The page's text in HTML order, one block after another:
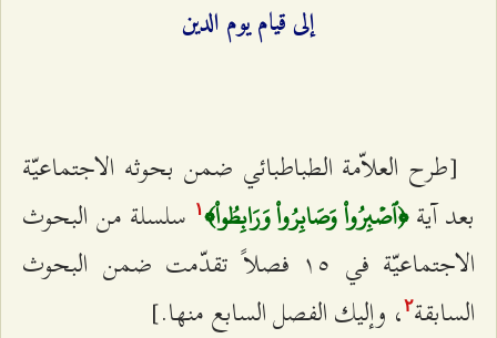
إلى قيام يوم الدين
[طرح العلاّمة الطباطبائي ضمن بحوثه الاجتماعيّة
بعد آية﴿ٱصۡبِرُواْ وَصَابِرُواْ وَرَابِطُواْ﴾۱
سلسلة من البحوث
الاجتماعيّة في ۱٥ فصلاً تقدّمت ضمن البحوث
السابقة٢، وإليك الفصل السابع منها.]